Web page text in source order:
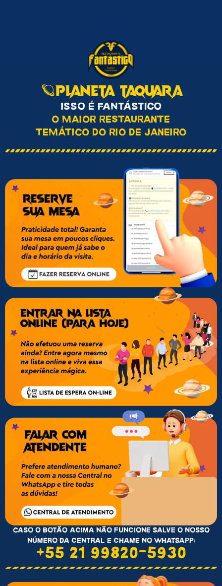
🪐PLANETA TAQUARA
Isso é Fantástico
O MAIOR RESTAURANTE
TEMÁTICO DO RIO DE JANEIRO
Caso o botão acima não funcione salve o nosso
número da central e chame no WhatsApp:
+55 21 99820-5930